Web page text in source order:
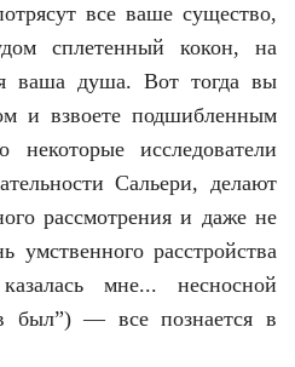
все ваше существо,
сплетенный кокон, на
ваша душа. Вот тогда вы
и взвоете подшибленным
исследователи
Сальери, делают
рассмотрения и даже не
умственного расстройства
мне... несносной
был”) — все познается в